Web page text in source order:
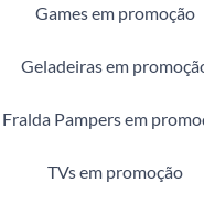
Games em promoção
Geladeiras em
Fralda Pampers em
TVs em promoção